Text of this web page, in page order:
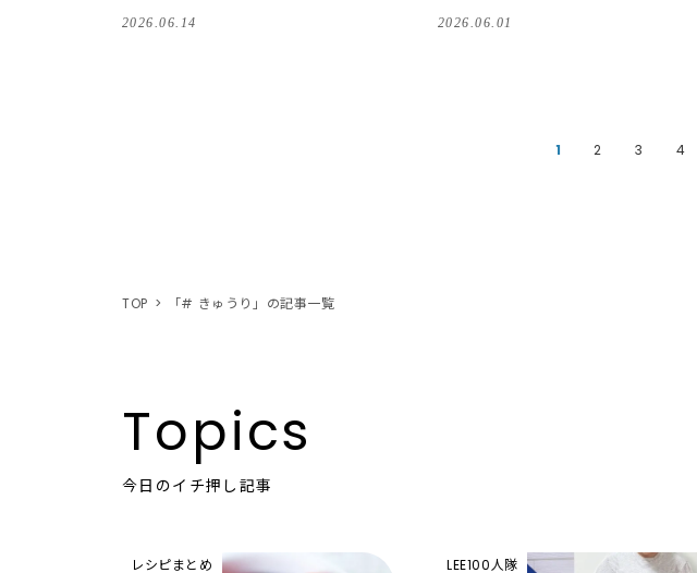
2026.06.14 2026.06.01
1 2 3 4
TOP 「# きゅうり」の記事一覧
Topics
今日のイチ押し記事
レシピまとめ LEE100人隊